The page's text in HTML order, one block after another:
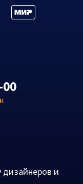
дизайнеров и